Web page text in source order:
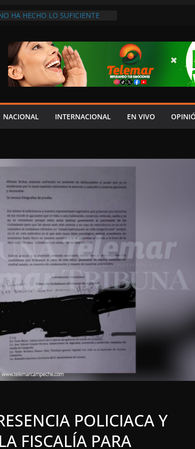
HA HECHO LO SUFICIENTE
GOLPEA A PESCADORES
SE REDUCEN
FUE DETENIDO POR
DE EVIDENCIAS PARA
REPORTAN
NACIONAL INTERNACIONAL EN VIVO
POLICIACA Y
FISCALÍA PARA
LUJOS SUBSIDIADOS